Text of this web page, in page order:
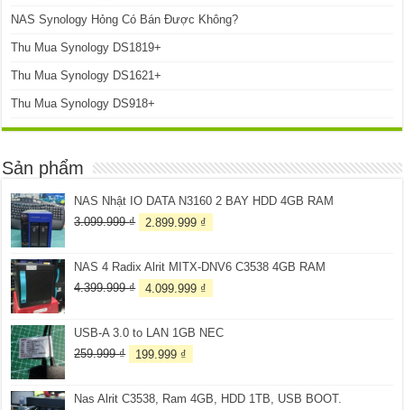
NAS Synology Hỏng Có Bán Được Không?
Thu Mua Synology DS1819+
Thu Mua Synology DS1621+
Thu Mua Synology DS918+
Sản phẩm
NAS Nhật IO DATA N3160 2 BAY HDD 4GB RAM
3.099.999₫
Giá
3.099.999 ₫.
2.899.999 ₫
là:
NAS 4 Radix Alrit MITX-DNV6 C3538 4GB RAM
4.399.999₫
Giá
4.399.999 ₫.
4.099.999 ₫
là:
USB-A 3.0 to LAN 1GB NEC
259.999₫
Giá
259.999 ₫.
199.999 ₫
là:
Nas Alrit C3538, Ram 4GB, HDD 1TB, USB BOOT.